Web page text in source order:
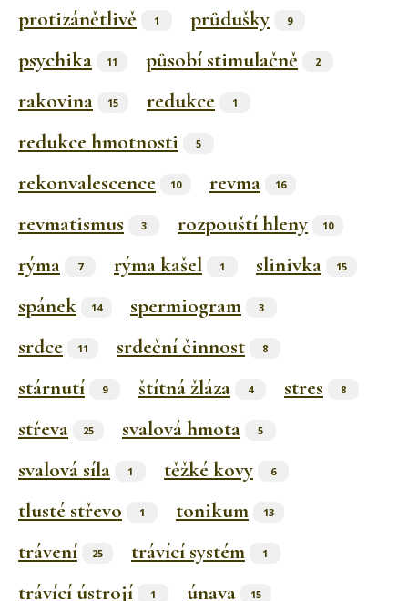
protizánětlivě 1 průdušky 9
psychika 11 působí stimulačně 2
rakovina 15 redukce 1
redukce hmotnosti 5
rekonvalescence 10 revma 16
revmatismus 3 rozpouští hleny 10
rýma 7 rýma kašel 1 slinivka 15
spánek 14 spermiogram 3
srdce 11 srdeční činnost 8
stárnutí 9 štítná žláza 4 stres 8
střeva 25 svalová hmota 5
svalová síla 1 těžké kovy 6
tlusté střevo 1 tonikum 13
trávení 25 trávící systém 1
trávící ústrojí 1 únava 15